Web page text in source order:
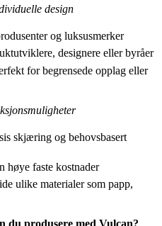
design
og luksusmerker
designere eller byråer
for begrensede opplag eller
skjæring og behovsbasert
høye faste kostnader
ulike materialer som papp,